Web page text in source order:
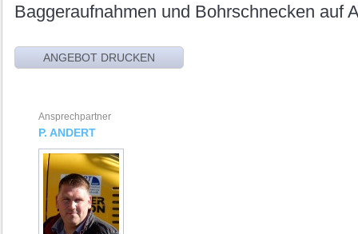
Baggeraufnahmen und Bohrschnecken auf
Ansprechpartner
P. ANDERT